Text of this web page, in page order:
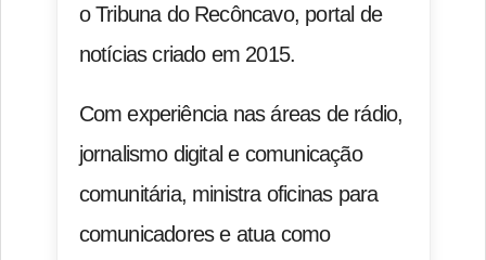
o Tribuna do Recôncavo, portal de
notícias criado em 2015.
Com experiência nas áreas de rádio,
jornalismo digital e comunicação
comunitária, ministra oficinas para
comunicadores e atua como